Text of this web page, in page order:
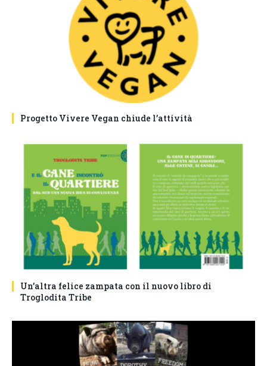
Progetto Vivere Vegan chiude l’attività
Un’altra felice zampata con il nuovo libro di
Troglodita Tribe